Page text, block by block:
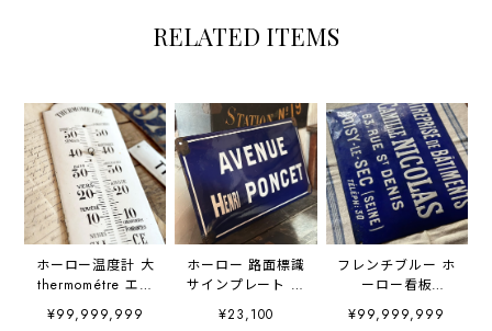
RELATED ITEMS
ホーロー温度計 大
thermométre エナ
メル
¥99,999,999
ホーロー 路面標識
サインプレート 琺
瑯 エナメル
¥23,100
フレンチブルー ホ
ーロー看板
Camille Nicolas
¥99,999,999